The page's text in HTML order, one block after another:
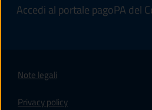
Accedi al portale pagoPA del
Note legali
Privacy policy